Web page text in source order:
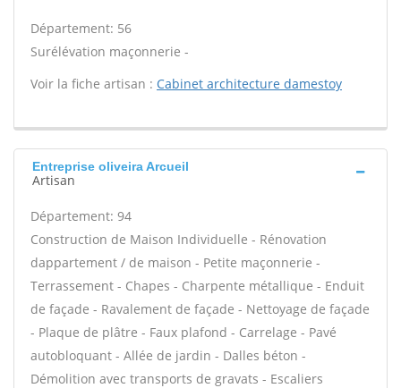
Département: 56
Surélévation maçonnerie -
Voir la fiche artisan : Cabinet architecture damestoy
Entreprise oliveira Arcueil
Artisan
Département: 94
Construction de Maison Individuelle - Rénovation
dappartement / de maison - Petite maçonnerie -
Terrassement - Chapes - Charpente métallique - Enduit
de façade - Ravalement de façade - Nettoyage de façade
- Plaque de plâtre - Faux plafond - Carrelage - Pavé
autobloquant - Allée de jardin - Dalles béton -
Démolition avec transports de gravats - Escaliers